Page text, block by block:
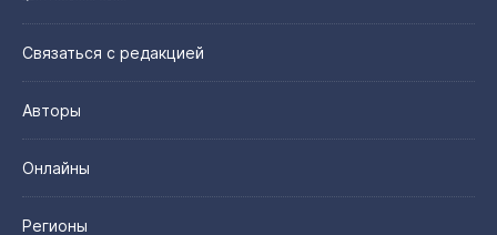
Связаться с редакцией
Авторы
Онлайны
Регионы